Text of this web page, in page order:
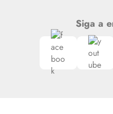
Siga a